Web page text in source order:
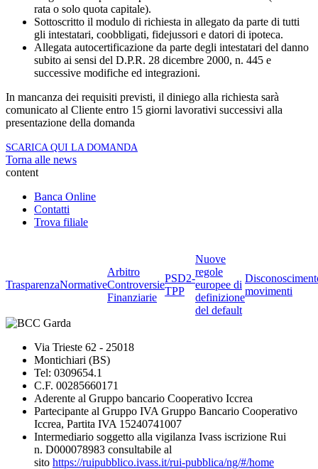
rata o solo quota capitale).
Sottoscritto il modulo di richiesta in allegato da parte di tutti
gli intestatari, coobbligati, fidejussori e datori di ipoteca.
Allegata autocertificazione da parte degli intestatari del danno
subito ai sensi del D.P.R. 28 dicembre 2000, n. 445 e
successive modifiche ed integrazioni.
In mancanza dei requisiti previsti, il diniego alla richiesta sarà
comunicato al Cliente entro 15 giorni lavorativi successivi alla
presentazione della domanda
SCARICA QUI LA DOMANDA
Torna alle news
content
Banca Online
Contatti
Trova filiale
TrasparenzaNormative
Arbitro
Controversie
Finanziarie
PSD2-
TPP
Nuove
regole
europee di
definizione
del default
movimenti
Via Trieste 62 - 25018
Montichiari (BS)
Tel: 0309654.1
C.F. 00285660171
Aderente al Gruppo bancario Cooperativo Iccrea
Partecipante al Gruppo IVA Gruppo Bancario Cooperativo
Iccrea, Partita IVA 15240741007
Intermediario soggetto alla vigilanza Ivass iscrizione Rui
n. D000078983 consultabile al
sito https://ruipubblico.ivass.it/rui-pubblica/ng/#/home